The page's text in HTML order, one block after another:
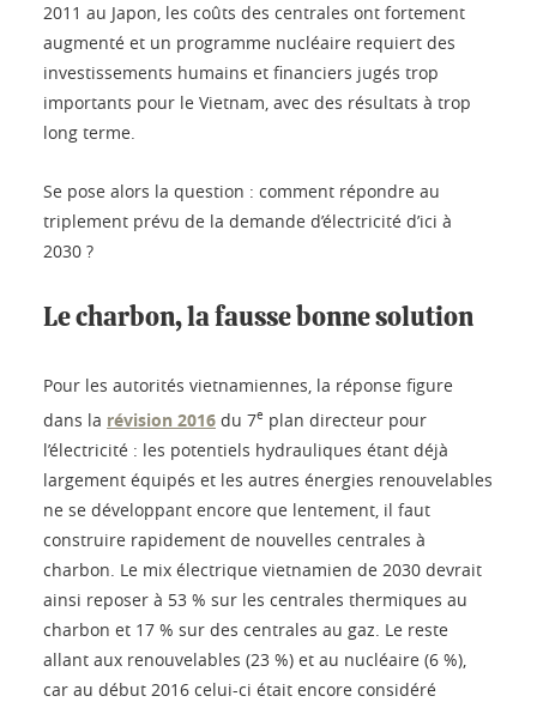
2011 au Japon, les coûts des centrales ont fortement
augmenté et un programme nucléaire requiert des
investissements humains et financiers jugés trop
importants pour le Vietnam, avec des résultats à trop
long terme.
Se pose alors la question : comment répondre au
triplement prévu de la demande d’électricité d’ici à
2030 ?
Le charbon, la fausse bonne solution
Pour les autorités vietnamiennes, la réponse figure
dans la révision 2016 du 7e plan directeur pour
l’électricité : les potentiels hydrauliques étant déjà
largement équipés et les autres énergies renouvelables
ne se développant encore que lentement, il faut
construire rapidement de nouvelles centrales à
charbon. Le mix électrique vietnamien de 2030 devrait
ainsi reposer à 53 % sur les centrales thermiques au
charbon et 17 % sur des centrales au gaz. Le reste
allant aux renouvelables (23 %) et au nucléaire (6 %),
car au début 2016 celui-ci était encore considéré